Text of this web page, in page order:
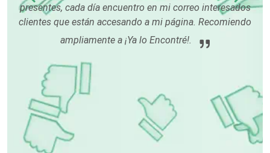
Electrónica
Elevadores y Ascensores
Empaques y Embalajes
Empresas de Limpieza
presentes, cada día encuentro en mi correo interesados
clientes que están accesando a mi página. Recomiendo
ampliamente a ¡Ya lo Encontré!.